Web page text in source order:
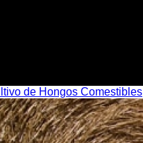
de Hongos Comestibles